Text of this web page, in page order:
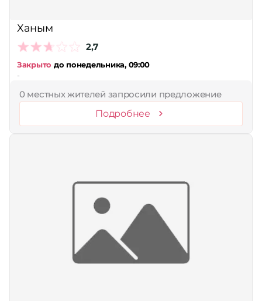
Ханым
2,7
Закрыто до понедельника, 09:00
-
0 местных жителей запросили предложение
Подробнее